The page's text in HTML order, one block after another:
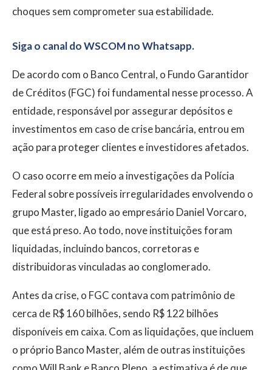
choques sem comprometer sua estabilidade.
Siga o canal do WSCOM no Whatsapp.
De acordo com o Banco Central, o Fundo Garantidor
de Créditos (FGC) foi fundamental nesse processo. A
entidade, responsável por assegurar depósitos e
investimentos em caso de crise bancária, entrou em
ação para proteger clientes e investidores afetados.
O caso ocorre em meio a investigações da Polícia
Federal sobre possíveis irregularidades envolvendo o
grupo Master, ligado ao empresário Daniel Vorcaro,
que está preso. Ao todo, nove instituições foram
liquidadas, incluindo bancos, corretoras e
distribuidoras vinculadas ao conglomerado.
Antes da crise, o FGC contava com patrimônio de
cerca de R$ 160 bilhões, sendo R$ 122 bilhões
disponíveis em caixa. Com as liquidações, que incluem
o próprio Banco Master, além de outras instituições